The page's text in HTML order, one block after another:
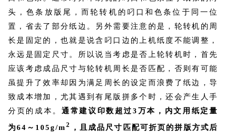
头，色条放版尾，而轮转机的叼口和色条位于同一位
置，省去了部分纸边。另外需要注意的是，轮转机的周
长是固定的，也就是说含叼口边的上机纸度不能调整，
永远是固定尺寸。所以说当考虑是否上轮转机时，首先
应该考虑成品尺寸与轮转机周长是否匹配，否则有可能
虽提升了效率却因为满足周长的设定而浪费了纸边，导
致成本增加，尤其遇到有尾版拼多个时，还会产生人手
分页的成本。 通常建议印数超过3万本，内文用纸定量
为64～105g/m2
，且成品尺寸匹配可折页的拼版方式后